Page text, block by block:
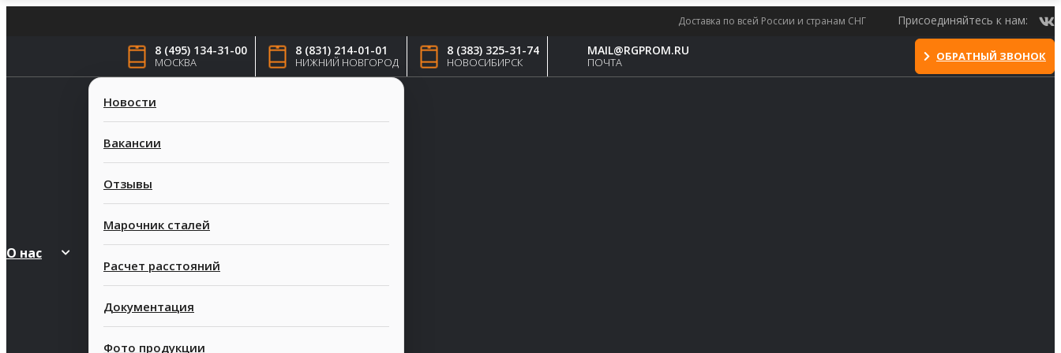
Доставка по всей России и странам СНГ Присоединяйтесь к нам:
8 (495) 134-31-00
МОСКВА
8 (831) 214-01-01
НИЖНИЙ НОВГОРОД
8 (383) 325-31-74
НОВОСИБИРСК
MAIL@RGPROM.RU
ПОЧТА ОБРАТНЫЙ ЗВОНОК
О нас
Новости
Вакансии
Отзывы
Марочник сталей
Расчет расстояний
Документация
Фото продукции